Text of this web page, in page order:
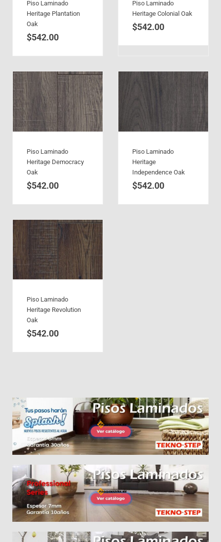
Piso Laminado
Heritage Plantation
Oak
$542.00
Piso Laminado
Heritage Colonial Oak
$542.00
Piso Laminado
Heritage Democracy
Oak
$542.00
Piso Laminado
Heritage
Independence Oak
$542.00
Piso Laminado
Heritage Revolution
Oak
$542.00